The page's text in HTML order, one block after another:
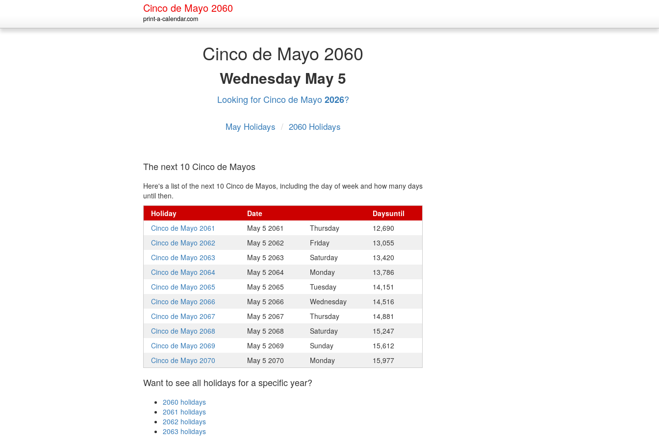
Cinco de Mayo 2060
print-a-calendar.com
Cinco de Mayo 2060
Wednesday May 5
Looking for Cinco de Mayo 2026?
May Holidays / 2060 Holidays
The next 10 Cinco de Mayos
Here's a list of the next 10 Cinco de Mayos, including the day of week and how many days
until then.
Holiday
Date Daysuntil
Cinco de Mayo 2061
May 5 2061 Thursday
12,690
Cinco de Mayo 2062
May 5 2062 Friday
13,055
Cinco de Mayo 2063
May 5 2063 Saturday
13,420
Cinco de Mayo 2064
May 5 2064 Monday
13,786
Cinco de Mayo 2065
May 5 2065 Tuesday
14,151
Cinco de Mayo 2066
May 5 2066 Wednesday
14,516
Cinco de Mayo 2067
May 5 2067 Thursday
14,881
Cinco de Mayo 2068
May 5 2068 Saturday
15,247
Cinco de Mayo 2069
May 5 2069 Sunday
15,612
Cinco de Mayo 2070
May 5 2070 Monday 15,977
Want to see all holidays for a specific year?
2060 holidays
2061 holidays
2062 holidays
2063 holidays